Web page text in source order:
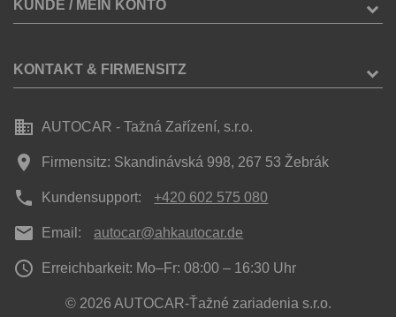
KUNDE / MEIN KONTO
KONTAKT & FIRMENSITZ
business AUTOCAR - Tažná Zařízení, s.r.o.
place Firmensitz: Skandinávská 998, 267 53 Žebrák
phone Kundensupport: +420 602 575 080
mail Email: autocar@ahkautocar.de
access_time Erreichbarkeit: Mo–Fr: 08:00 – 16:30 Uhr
© 2026 AUTOCAR-Ťažné zariadenia s.r.o.